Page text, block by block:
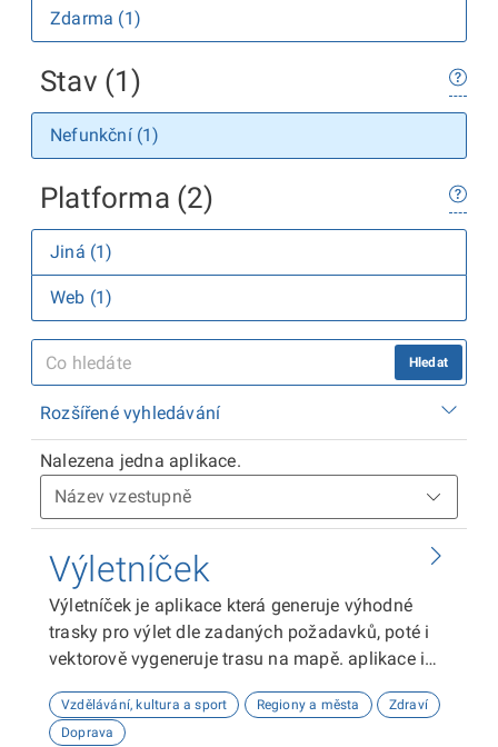
Zdarma (1)
Stav (1)
Nefunkční (1)
Platforma (2)
Jiná (1)
Web (1)
Hledat
Rozšířené vyhledávání
Nalezena jedna aplikace.
Výletníček
Výletníček je aplikace která generuje výhodné
trasky pro výlet dle zadaných požadavků, poté i
vektorově vygeneruje trasu na mapě. aplikace i
ičo, bazbariérový přístup a další.
Vzdělávání, kultura a sport Regiony a města
Zdraví
Doprava